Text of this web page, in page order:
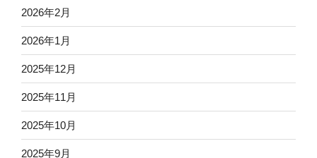
2026年2月
2026年1月
2025年12月
2025年11月
2025年10月
2025年9月